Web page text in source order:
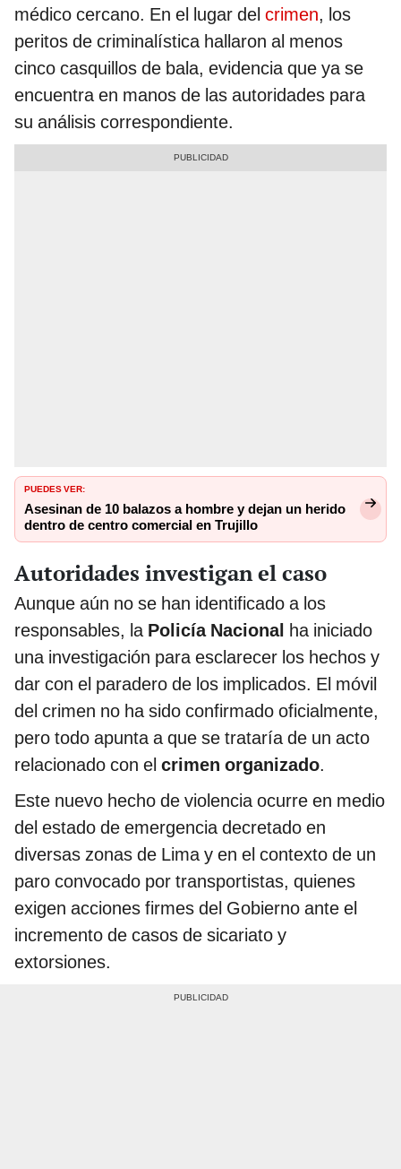
médico cercano. En el lugar del crimen, los
peritos de criminalística hallaron al menos
cinco casquillos de bala, evidencia que ya se
encuentra en manos de las autoridades para
su análisis correspondiente.
PUEDES VER:
Asesinan de 10 balazos a hombre y dejan un herido
dentro de centro comercial en Trujillo
Autoridades investigan el caso
Aunque aún no se han identificado a los
responsables, la Policía Nacional ha iniciado
una investigación para esclarecer los hechos y
dar con el paradero de los implicados. El móvil
del crimen no ha sido confirmado oficialmente,
pero todo apunta a que se trataría de un acto
relacionado con el crimen organizado.
Este nuevo hecho de violencia ocurre en medio
del estado de emergencia decretado en
diversas zonas de Lima y en el contexto de un
paro convocado por transportistas, quienes
exigen acciones firmes del Gobierno ante el
incremento de casos de sicariato y
extorsiones.